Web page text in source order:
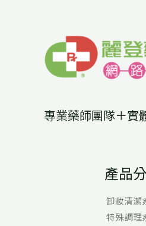
專業藥師團隊＋實
產品
卸妝清潔
特殊調理